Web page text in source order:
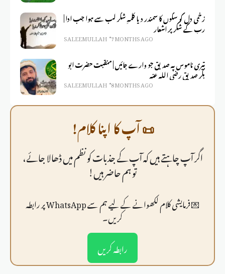
زخمی دل کو سکوں کا سمندر دیا کلمہِ شکر لب سے ہوا جب ادا |
رب کے شکر پر اشعار
SALEEM ULLAH 7 MONTHS AGO
تیری ناموس پہ صدیق جو وارے جائیں | منقبت حضرت ابو
بکر صدیق رضی اللہ عنہ
SALEEM ULLAH 8 MONTHS AGO
📜 آپ کا اپنا کلام!
اگر آپ چاہتے ہیں کہ آپ کے جذبات کو نظم میں ڈھالا جائے،
تو ہم حاضر ہیں!
💌 فرمايشی کلام لکھوانے کے لیے ہم سے WhatsApp پر رابطہ
کریں۔
رابطہ کریں